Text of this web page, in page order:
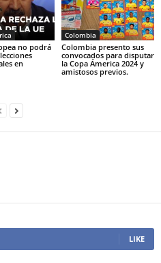
no podrá
en
Colombia
Colombia presento sus
convocados para disputar
la Copa Ámerica 2024 y
amistosos previos.
LIKE